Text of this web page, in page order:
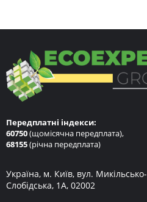
Передплатні індекси:
60750(щомісячна передплата),
68155(річна передплата)
Україна, м. Київ, вул. Микільсько-
Слобідська, 1А, 02002